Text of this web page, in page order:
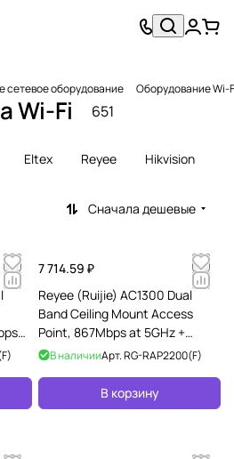
сетевое оборудование Оборудование Wi-
Wi-Fi 651
Eltex Reyee Hikvision
Сначала дешевые
7 714.59 ₽
Reyee (Ruijie) AC1300 Dual
Band Ceiling Mount Access
Point, 867Mbps at 5GHz +
400Mbps at 2.4GHz, 2
В наличииАрт.RG-RAP2200(F)
В корзину